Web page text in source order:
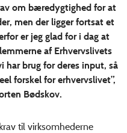
om bæredygtighed for at
men der ligger fortsat et
er jeg glad for i dag at
af Erhvervslivets
har brug for deres input, så
forskel for erhvervslivet”,
Bødskov.
til virksomhederne